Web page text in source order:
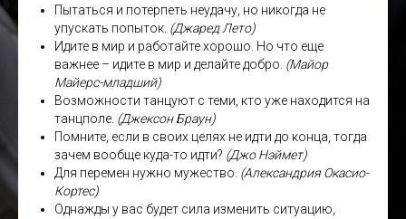
Пытаться и потерпеть неудачу, но никогда не
упускать попыток. (Джаред Лето)
Идите в мир и работайте хорошо. Но что еще
важнее – идите в мир и делайте добро. (Майор
Майерс-младший)
Возможности танцуют с теми, кто уже находится на
танцполе. (Джексон Браун)
Помните, если в своих целях не идти до конца, тогда
зачем вообще куда-то идти? (Джо Нэймет)
Для перемен нужно мужество. (Александрия Окасио-
Кортес)
Однажды у вас будет сила изменить ситуацию,